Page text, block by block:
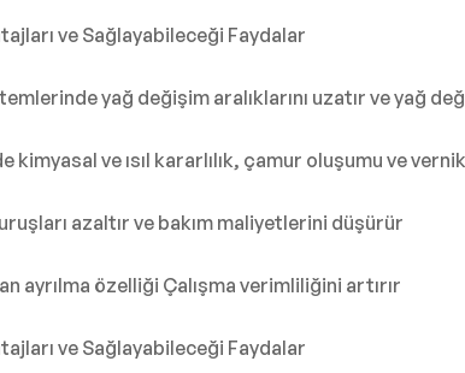
ve Sağlayabileceği Faydalar
yağ değişim aralıklarını uzatır ve yağ
kimyasal ve ısıl kararlılık, çamur oluşumu ve
azaltır ve bakım maliyetlerini düşürür
ayrılma özelliği Çalışma verimliliğini artırır
ve Sağlayabileceği Faydalar